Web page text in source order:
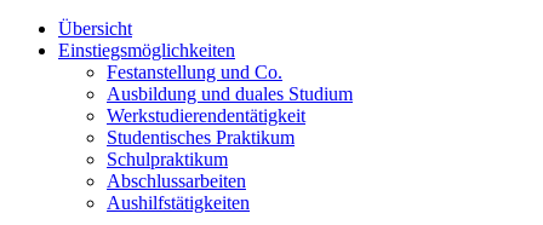
Übersicht
Einstiegsmöglichkeiten
Festanstellung und Co.
Ausbildung und duales Studium
Werkstudierendentätigkeit
Studentisches Praktikum
Schulpraktikum
Abschlussarbeiten
Aushilfstätigkeiten